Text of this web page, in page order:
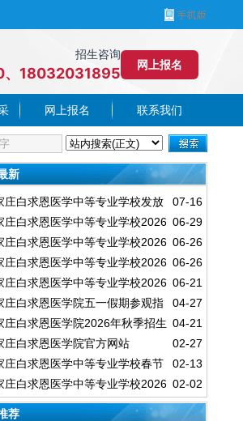
招生咨询
18032031895
网上报名
网上报名 联系我们
新
07-16
庄白求恩医学中等专业学校发放
年毕业证书的通知
06-29
庄白求恩医学中等专业学校2026
向邢台地区的招生计划
06-26
庄白求恩医学中等专业学校2026
向邯郸地区的招生计划
06-26
庄白求恩医学中等专业学校2026
向石家庄地区的招生计划
06-21
庄白求恩医学中等专业学校2026
季新生开学时间
04-27
庄白求恩医学院五一假期参观指
附预约方式）
04-21
庄白求恩医学院2026年秋季招生
启动
02-27
庄白求恩医学院官方网站
02-13
庄白求恩医学中等专业学校春节
参观通知
02-02
庄白求恩医学中等专业学校2026
季开学时间
荐